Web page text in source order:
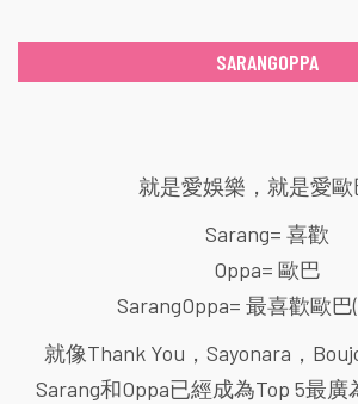
SARANGOPPA
就是愛娛樂，就是愛歐
Sarang= 喜歡
Oppa= 歐巴
SarangOppa= 最喜歡歐巴
就像Thank You，Sayonara，
Sarang和Oppa已經成為Top 5最